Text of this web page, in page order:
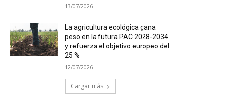
13/07/2026
La agricultura ecológica gana
peso en la futura PAC 2028-2034
y refuerza el objetivo europeo del
25 %
12/07/2026
Cargar más